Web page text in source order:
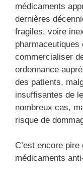
médicaments
dernières
fragiles, voire
commercialiser
ordonnance
des patients,
insuffisantes de
nombreux cas,
risque de
C’est encore
médicaments